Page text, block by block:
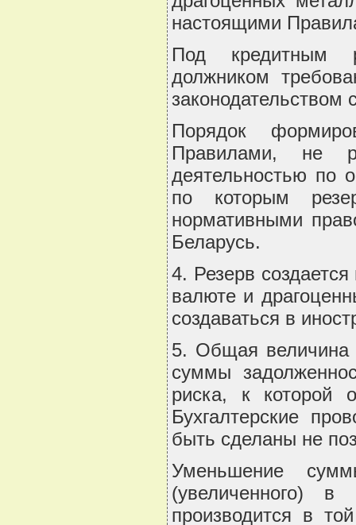
настоящими
Под кредитным
должником
законодательством
Порядок
Правилами, не
деятельностью по
по которым
нормативными
Беларусь.
4. Резерв
валюте и
создаваться в
5. Общая величина
суммы
риска, к которой
Бухгалтерские
быть сделаны не
Уменьшение
(увеличенного)
производится в